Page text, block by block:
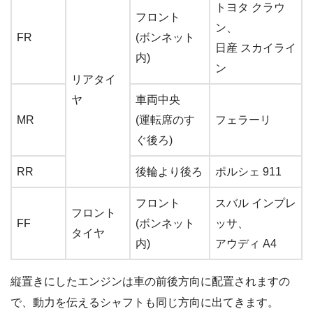
FR
リアタイ
ヤ
フロント
(ボンネット
内)
トヨタ クラウ
ン、
日産 スカイライ
ン
MR
車両中央
(運転席のす
ぐ後ろ)
フェラーリ
RR 後輪より後ろ ポルシェ 911
FF
フロント
タイヤ
フロント
(ボンネット
内)
スバル インプレ
ッサ、
アウディ A4
縦置きにしたエンジンは車の前後方向に配置されますの
で、動力を伝えるシャフトも同じ方向に出てきます。